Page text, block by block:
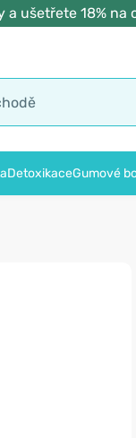
a ušetřete 18% na
DetoxikaceGumové